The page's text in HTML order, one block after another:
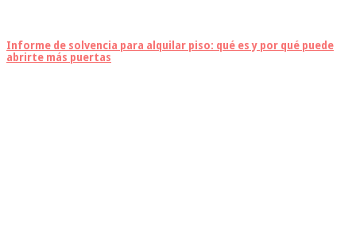
Informe de solvencia para alquilar piso: qué es y por qué puede
abrirte más puertas